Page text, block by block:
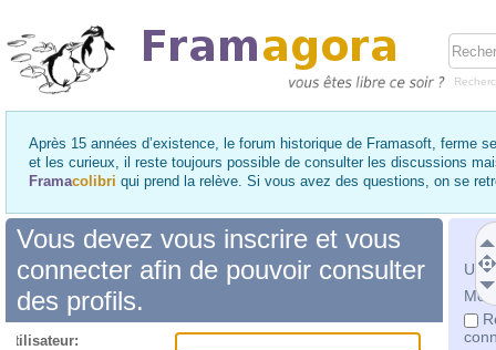
Après 15 années d’existence, le forum historique de Framasoft, ferme
et les curieux, il reste toujours possible de consulter les discussions
Framacolibri qui prend la relève. Si vous avez des questions, on se
Mot
Vous devez vous inscrire et vous
connecter afin de pouvoir consulter
des profils.